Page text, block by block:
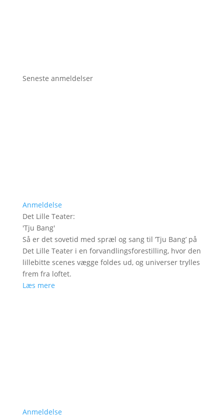
Seneste anmeldelser
Anmeldelse
Det Lille Teater:
'Tju Bang'
Så er det sovetid med spræl og sang til ’Tju Bang’ på
Det Lille Teater i en forvandlingsforestilling, hvor den
lillebitte scenes vægge foldes ud, og universer trylles
frem fra loftet.
Læs mere
Anmeldelse